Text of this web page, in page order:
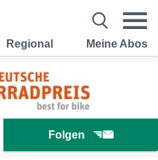
Regional Meine Abos
Folgen